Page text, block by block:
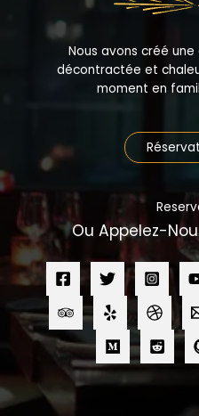
Nous avons créé
décontractée et
moment en
Ou Appelez-